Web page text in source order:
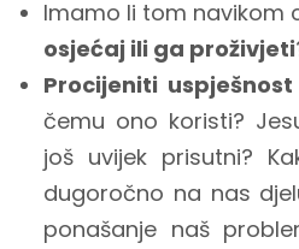
Imamo li tom navikom
osjećaj ili ga proživjeti
Procijeniti
čemu ono koristi?
još uvijek prisutni?
dugoročno na nas
ponašanje naš